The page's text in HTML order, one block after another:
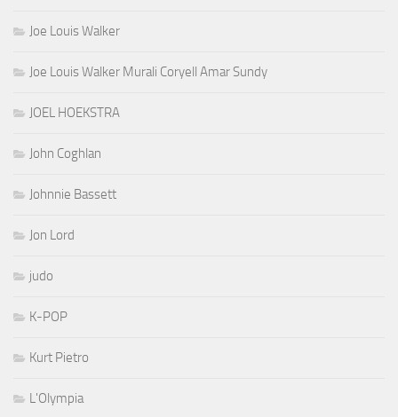
Joe Louis Walker
Joe Louis Walker Murali Coryell Amar Sundy
JOEL HOEKSTRA
John Coghlan
Johnnie Bassett
Jon Lord
judo
K-POP
Kurt Pietro
L'Olympia